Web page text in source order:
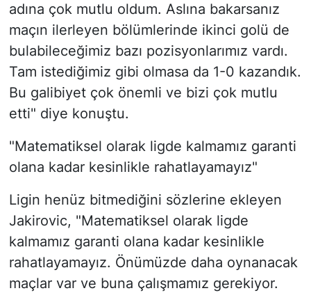
adına çok mutlu oldum. Aslına bakarsanız
maçın ilerleyen bölümlerinde ikinci golü de
bulabileceğimiz bazı pozisyonlarımız vardı.
Tam istediğimiz gibi olmasa da 1-0 kazandık.
Bu galibiyet çok önemli ve bizi çok mutlu
etti" diye konuştu.
"Matematiksel olarak ligde kalmamız garanti
olana kadar kesinlikle rahatlayamayız"
Ligin henüz bitmediğini sözlerine ekleyen
Jakirovic, "Matematiksel olarak ligde
kalmamız garanti olana kadar kesinlikle
rahatlayamayız. Önümüzde daha oynanacak
maçlar var ve buna çalışmamız gerekiyor.